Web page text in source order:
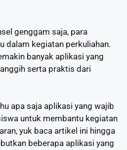
genggam saja, para
dalam kegiatan perkuliahan.
banyak aplikasi yang
serta praktis dari
apa saja aplikasi yang wajib
untuk membantu kegiatan
yuk baca artikel ini hingga
beberapa aplikasi yang